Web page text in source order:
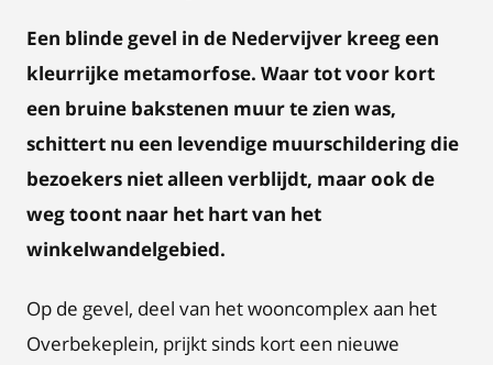
Een blinde gevel in de Nedervijver kreeg een
kleurrijke metamorfose. Waar tot voor kort
een bruine bakstenen muur te zien was,
schittert nu een levendige muurschildering die
bezoekers niet alleen verblijdt, maar ook de
weg toont naar het hart van het
winkelwandelgebied.
Op de gevel, deel van het wooncomplex aan het
Overbekeplein, prijkt sinds kort een nieuwe